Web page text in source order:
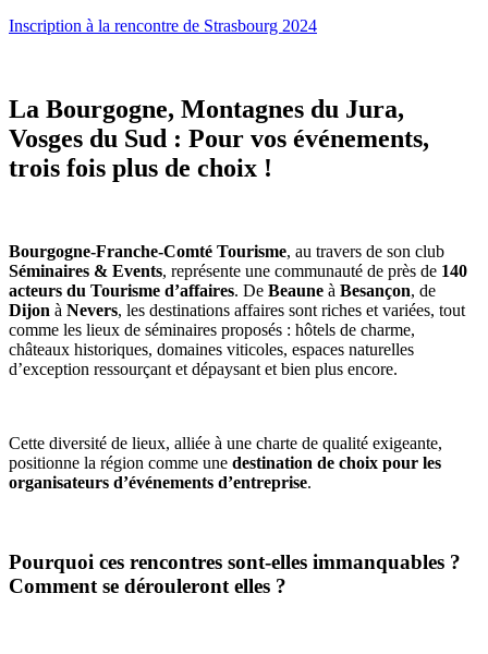
Inscription à la rencontre de Strasbourg 2024
La Bourgogne, Montagnes du Jura,
Vosges du Sud : Pour vos événements,
trois fois plus de choix !
Bourgogne-Franche-Comté Tourisme, au travers de son club
Séminaires & Events, représente une communauté de près de 140
acteurs du Tourisme d’affaires. De Beaune à Besançon, de
Dijon à Nevers, les destinations affaires sont riches et variées, tout
comme les lieux de séminaires proposés : hôtels de charme,
châteaux historiques, domaines viticoles, espaces naturelles
d’exception ressourçant et dépaysant et bien plus encore.
Cette diversité de lieux, alliée à une charte de qualité exigeante,
positionne la région comme une destination de choix pour les
organisateurs d’événements d’entreprise.
Pourquoi ces rencontres sont-elles immanquables ?
Comment se dérouleront elles ?